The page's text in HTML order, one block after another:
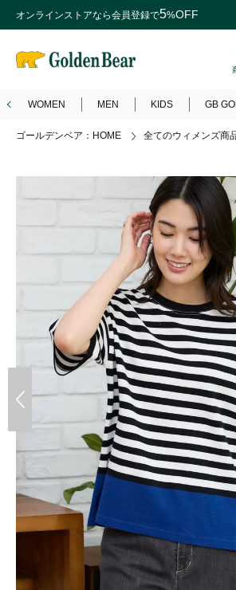
オンラインストアなら会員登録で5%OFF
WOMEN MEN KIDS GB
ゴールデンベア：HOME 全てのウィメンズ商